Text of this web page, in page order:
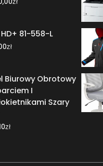
HD+ 81-558-L
zł
Biurowy Obrotowy
I
Szary
zł